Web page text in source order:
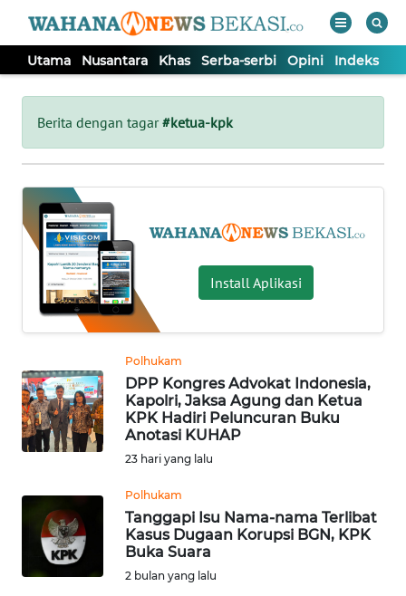
Utama Nusantara Khas Serba-serbi Opini Indeks
Berita dengan tagar#ketua-kpk
Install Aplikasi
Polhukam
DPP Kongres Advokat Indonesia,
Kapolri, Jaksa Agung dan Ketua
KPK Hadiri Peluncuran Buku
Anotasi KUHAP
23 hari yang lalu
Polhukam
Tanggapi Isu Nama-nama Terlibat
Kasus Dugaan Korupsi BGN, KPK
Buka Suara
2 bulan yang lalu
Tutup
UTAMA
NUSANTARA
KHAS
SERBA-
SERBI
OPINI
Informasi
BERITA
KONTAK
KAMI